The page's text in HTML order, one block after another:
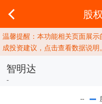
股
温馨提醒：本功能相关页面展
成投资建议，点击查看数据说明。
智明达
-
--